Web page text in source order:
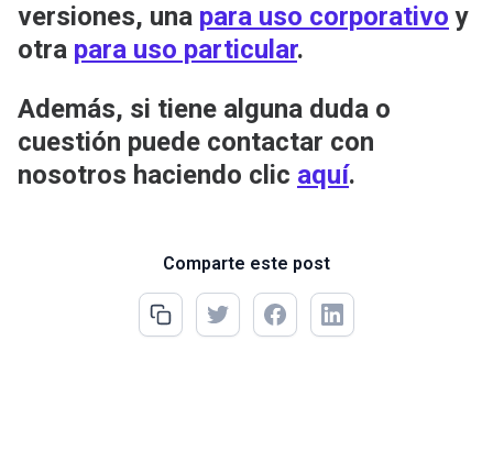
versiones, una para uso corporativo y
otra para uso particular.
Además, si tiene alguna duda o
cuestión puede contactar con
nosotros haciendo clic aquí.
Comparte este post